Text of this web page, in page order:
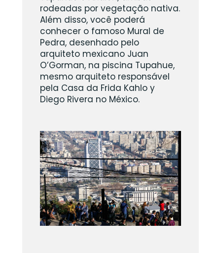
rodeadas por vegetação nativa.
Além disso, você poderá
conhecer o famoso Mural de
Pedra, desenhado pelo
arquiteto mexicano Juan
O’Gorman, na piscina Tupahue,
mesmo arquiteto responsável
pela Casa da Frida Kahlo y
Diego Rivera no México.